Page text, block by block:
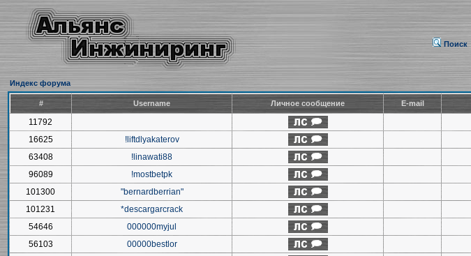
Поиск
Индекс форума
# Username Личное сообщение E-mail
11792
16625
!liftdlyakaterov
63408
!linawati88
96089
!mostbetpk
101300
"bernardberrian"
101231
*descargarcrack
54646
000000myjul
56103
00000bestlor